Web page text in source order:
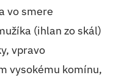
vo smere
(ihlan zo skál)
vpravo
vysokému komínu,